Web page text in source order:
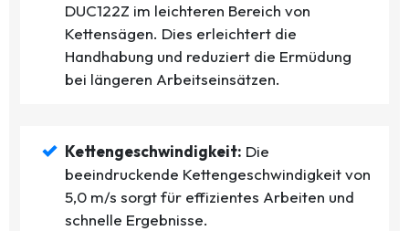
DUC122Z im leichteren Bereich von
Kettensägen. Dies erleichtert die
Handhabung und reduziert die Ermüdung
bei längeren Arbeitseinsätzen.
Kettengeschwindigkeit: Die
beeindruckende Kettengeschwindigkeit von
5,0 m/s sorgt für effizientes Arbeiten und
schnelle Ergebnisse.